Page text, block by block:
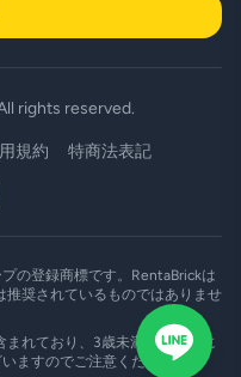
rights reserved.
規約 特商法表記
の登録商標です。RentaBrickは
推奨されているものではありませ
まれており、3歳未満のお子様に
ますのでご注意ください。